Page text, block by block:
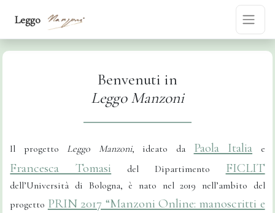
Leggo
Benvenuti in
Leggo Manzoni
Il progetto Leggo Manzoni, ideato da Paola Italia e
Francesca Tomasi del Dipartimento FICLIT
dell’Università di Bologna, è nato nel 2019 nell’ambito del
progetto PRIN 2017 “Manzoni Online: manoscritti e